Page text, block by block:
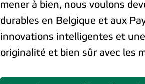
mener à bien, nous voulons
durables en Belgique et aux
innovations intelligentes et
originalité et bien sûr avec les